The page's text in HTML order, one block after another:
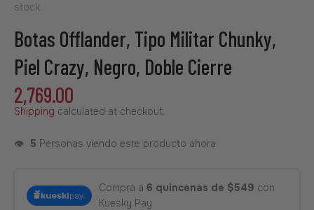
stock
Botas Offlander, Tipo Militar Chunky,
Piel Crazy, Negro, Doble Cierre
2,769.00
Shipping calculated at checkout.
👁️ 5 Personas viendo este producto ahora
Compra a 6 quincenas de $549 con
Kuesky Pay